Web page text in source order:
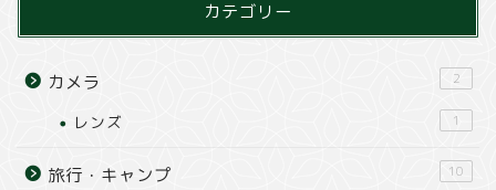
カテゴリー
カメラ 2
レンズ 1
旅行・キャンプ 10